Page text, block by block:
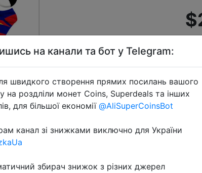
Перейти
на канали та бот у Telegram:
швидкого створення прямих посилань вашого
на роздліли монет Coins, Superdeals та інших
для більшої економії @AliSuperCoinsBot
канал зі знижками виключно для України
збирач знижок з різних джерел